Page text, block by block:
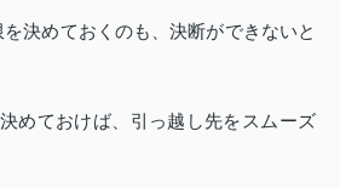
決めておくのも、決断ができないと
めておけば、引っ越し先をスムーズ